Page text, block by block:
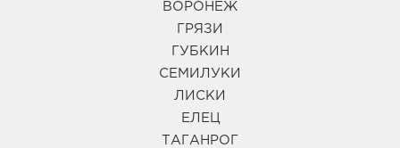
ВОРОНЕЖ
ГРЯЗИ
ГУБКИН
СЕМИЛУКИ
ЛИСКИ
ЕЛЕЦ
ТАГАНРОГ